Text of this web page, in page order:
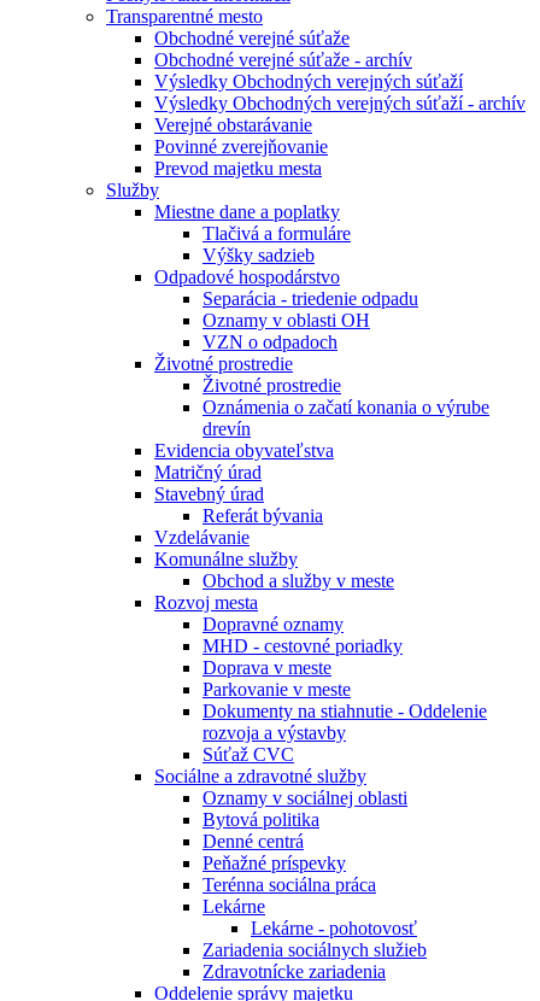
Transparentné mesto
Obchodné verejné súťaže
Obchodné verejné súťaže - archív
Výsledky Obchodných verejných súťaží
Výsledky Obchodných verejných súťaží - archív
Verejné obstarávanie
Povinné zverejňovanie
Prevod majetku mesta
Služby
Miestne dane a poplatky
Tlačivá a formuláre
Výšky sadzieb
Odpadové hospodárstvo
Separácia - triedenie odpadu
Oznamy v oblasti OH
VZN o odpadoch
Životné prostredie
Životné prostredie
Oznámenia o začatí konania o výrube
drevín
Evidencia obyvateľstva
Matričný úrad
Stavebný úrad
Referát bývania
Vzdelávanie
Komunálne služby
Obchod a služby v meste
Rozvoj mesta
Dopravné oznamy
MHD - cestovné poriadky
Doprava v meste
Parkovanie v meste
Dokumenty na stiahnutie - Oddelenie
rozvoja a výstavby
Súťaž CVC
Sociálne a zdravotné služby
Oznamy v sociálnej oblasti
Bytová politika
Denné centrá
Peňažné príspevky
Terénna sociálna práca
Lekárne
Lekárne - pohotovosť
Zariadenia sociálnych služieb
Zdravotnícke zariadenia
Oddelenie správy majetku